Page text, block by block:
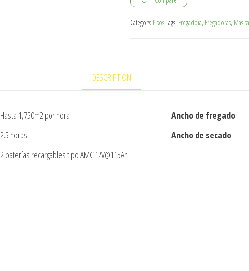
Category: PisosTags: Fregadora, Fregadoras, Masisa
DESCRIPTION
Hasta 1,750m2 por hora Ancho de fregado
2.5 horas Ancho de secado
2 baterías recargables tipo AMG12V@115Ah